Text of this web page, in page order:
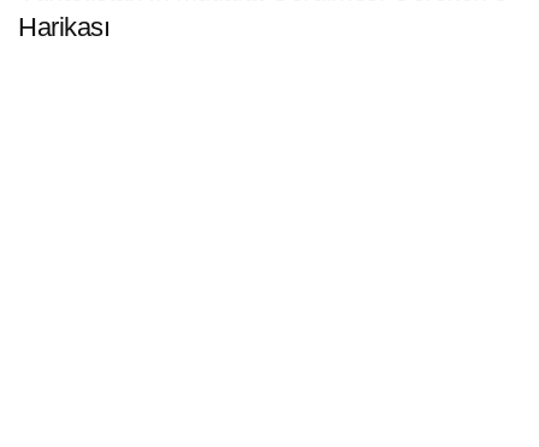
Harikası